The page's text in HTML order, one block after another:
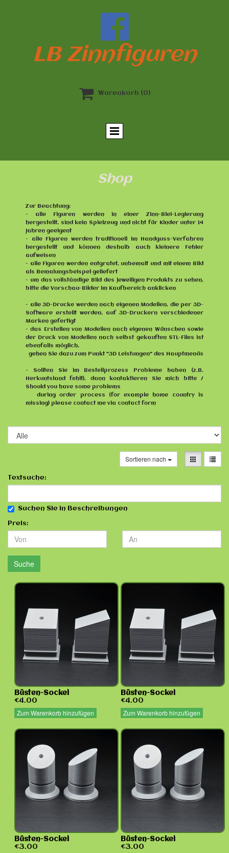

LB Zinnfiguren
 Warenkorb (0)
Shop
Zur Beachtung:
- alle Figuren werden in einer Zinn-Blei-Legierung
hergestellt, sind kein Spielzeug und nicht für Kinder unter 14
Jahren geeigent
- alle Figuren werden traditionell im Handguss-Verfahren
hergestellt und können deshalb auch kleinere Fehler
aufweisen
- alle Figuren werden entgratet, unbemalt und mit einem Bild
als Bemalungsbeispel geliefert
- um das vollständige Bild des jeweiligen Produkts zu sehen,
bitte die Vorschau-Bilder im Kaufbereich anklicken
- alle 3D-Drucke werden nach eigenen Modellen, die per 3D-
Software erstellt werden, auf 3D-Druckern verschiedener
Marken gefertigt
- das Erstellen von Modellen nach eigenen Wünschen sowie
der Druck von Modellen nach selbst gekauften STL-Files ist
ebenfalls möglich,
gehen Sie dazu zum Punkt "3D Leistungen" des Hauptmenüs
- Sollten Sie im Bestellprozess Probleme haben (z.B.
Herkuntsland fehlt), dann kontaktieren Sie mich bitte /
Should you have some problems
during order process (for example home country is
missing) please contact me via contact form
Sortieren nach
Textsuche:
Suchen Sie in Beschreibungen
Preis:
Suche
Büsten-Sockel
€4.00
Zum Warenkorb hinzufügen
Büsten-Sockel
€4.00
Zum Warenkorb hinzufügen
Büsten-Sockel
€3.00
Büsten-Sockel
€3.00